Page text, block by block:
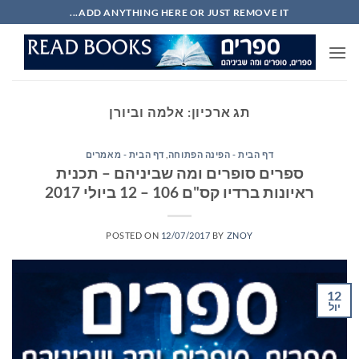
to
content
ADD ANYTHING HERE OR JUST REMOVE IT...
תג ארכיון: אלמה וביורן
דף הבית - הפינה הפתוחה דף הבית - מאמרים
ספרים סופרים ומה שביניהם – תכנית
ראיונות ברדיו קס"ם 106 – 12 ביולי 2017
POSTED ON 12/07/2017 BY ZNOY
12
יול